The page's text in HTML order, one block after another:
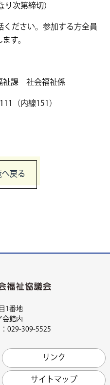
次第締切）
ださい。参加する方全員
す。
社会福祉係
内線151）
戻る
1番地
会館内
029-309-5525
リンク
サイトマップ